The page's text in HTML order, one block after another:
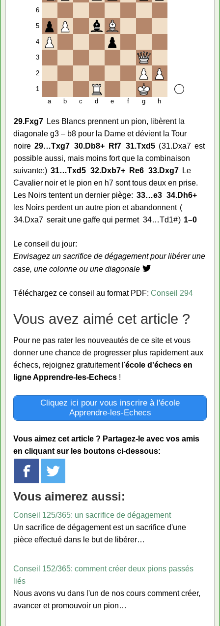
6
5
4
3
2
1
a
b c d e f g h
29.Fxg7 Les Blancs prennent un pion, libèrent la
diagonale g3 – b8 pour la Dame et dévient la Tour
noire 29…Txg7 30.Db8+ Rf7 31.Txd5 31.Dxa7 est
possible aussi, mais moins fort que la combinaison
suivante:
31…Txd5 32.Dxb7+ Re6 33.Dxg7
Le
Cavalier noir et le pion en h7 sont tous deux en prise.
Les Noirs tentent un dernier piège: 33…e3 34.Dh6+
les Noirs perdent un autre pion et abandonnent
34.Dxa7 serait une gaffe qui permet 34…Td1# 1–0
Le conseil du jour:
Envisagez un sacrifice de dégagement pour libérer une
case, une colonne ou une diagonale
Téléchargez ce conseil au format PDF: Conseil 294
Vous avez aimé cet article ?
Pour ne pas rater les nouveautés de ce site et vous
donner une chance de progresser plus rapidement aux
échecs, rejoignez gratuitement l'école d'échecs en
ligne Apprendre-les-Echecs !
Cliquez ici pour vous inscrire à l'école
Apprendre-les-Echecs
Vous aimez cet article ? Partagez-le avec vos amis
en cliquant sur les boutons ci-dessous:
Vous aimerez aussi:
Conseil 125/365: un sacrifice de dégagement
Un sacrifice de dégagement est un sacrifice d'une
pièce effectué dans le but de libérer…
Conseil 152/365: comment créer deux pions passés
liés
Nous avons vu dans l'un de nos cours comment créer,
avancer et promouvoir un pion…